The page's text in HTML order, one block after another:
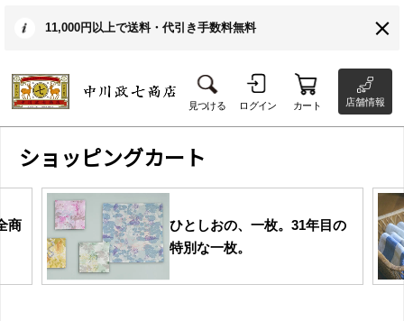
11,000円以上で送料・代引き手数料無料
見つける ログイン カート 店舗情報
ショッピングカート
商
ひとしおの、一枚。31年目の
特別な一枚。